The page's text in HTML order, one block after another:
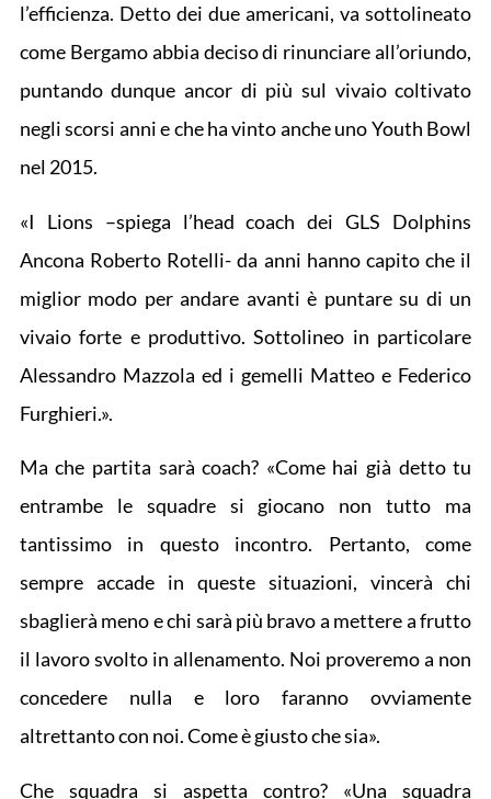
l’efficienza. Detto dei due americani, va sottolineato
come Bergamo abbia deciso di rinunciare all’oriundo,
puntando dunque ancor di più sul vivaio coltivato
negli scorsi anni e che ha vinto anche uno Youth Bowl
nel 2015.
«I Lions –spiega l’head coach dei GLS Dolphins
Ancona Roberto Rotelli- da anni hanno capito che il
miglior modo per andare avanti è puntare su di un
vivaio forte e produttivo. Sottolineo in particolare
Alessandro Mazzola ed i gemelli Matteo e Federico
Furghieri.».
Ma che partita sarà coach? «Come hai già detto tu
entrambe le squadre si giocano non tutto ma
tantissimo in questo incontro. Pertanto, come
sempre accade in queste situazioni, vincerà chi
sbaglierà meno e chi sarà più bravo a mettere a frutto
il lavoro svolto in allenamento. Noi proveremo a non
concedere nulla e loro faranno ovviamente
altrettanto con noi. Come è giusto che sia».
Che squadra si aspetta contro? «Una squadra